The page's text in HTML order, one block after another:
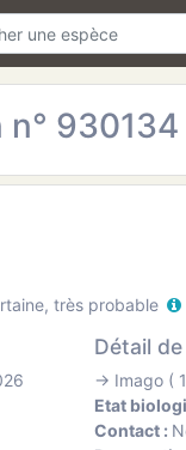
930134
très probable
Détail
→ Imago (
Etat
Contact :